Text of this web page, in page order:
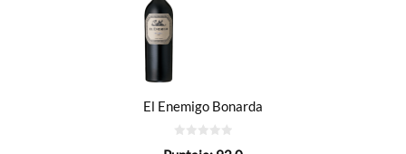
El Enemigo Bonarda